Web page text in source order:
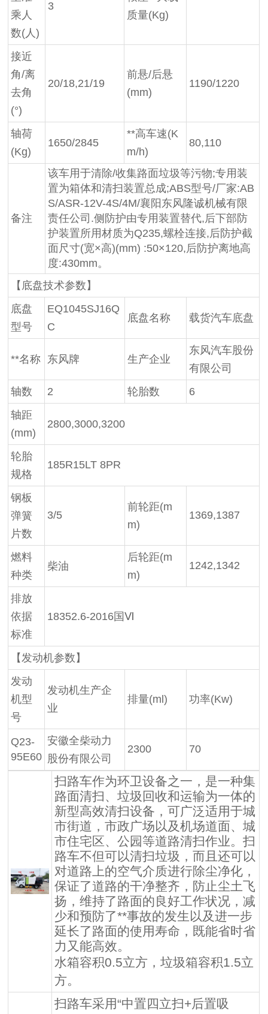
乘人
数(人)
3
质量(Kg)
接近
角/离
去角
(°)
20/18,21/19
前悬/后悬
(mm)
1190/1220
轴荷
(Kg)
1650/2845
**高车速(K
m/h)
80,110
备注
该车用于清除/收集路面垃圾等污物;专用装
置为箱体和清扫装置总成;ABS型号/厂家:AB
S/ASR-12V-4S/4M/襄阳东风隆诚机械有限
责任公司.侧防护由专用装置替代,后下部防
护装置所用材质为Q235,螺栓连接,后防护截
面尺寸(宽×高)(mm) :50×120,后防护离地高
度:430mm。
【底盘技术参数】
底盘
型号
EQ1045SJ16Q
C
底盘名称 载货汽车底盘
**名称 东风牌 生产企业
东风汽车股份
有限公司
轴数
2 轮胎数
6
轴距
(mm)
2800,3000,3200
轮胎
规格
185R15LT 8PR
钢板
弹簧
片数
3/5
前轮距(m
m)
1369,1387
燃料
种类
柴油
后轮距(m
m)
1242,1342
排放
依据
标准
18352.6-2016国Ⅵ
【发动机参数】
发动
机型
号
发动机生产企
业
排量(ml) 功率(Kw)
Q23-
95E60
安徽全柴动力
股份有限公司
2300 70
扫路车作为环卫设备之一，是一种集
路面清扫、垃圾回收和运输为一体的
新型高效清扫设备，可广泛适用于城
市街道，市政广场以及机场道面、城
市住宅区、公园等道路清扫作业。扫
路车不但可以清扫垃圾，而且还可以
对道路上的空气介质进行除尘净化，
保证了道路的干净整齐，防止尘土飞
扬，维持了路面的良好工作状况，减
少和预防了**事故的发生以及进一步
延长了路面的使用寿命，既能省时省
力又能高效。
水箱容积0.5立方，垃圾箱容积1.5立
方。
扫路车采用“中置四立扫+后置吸